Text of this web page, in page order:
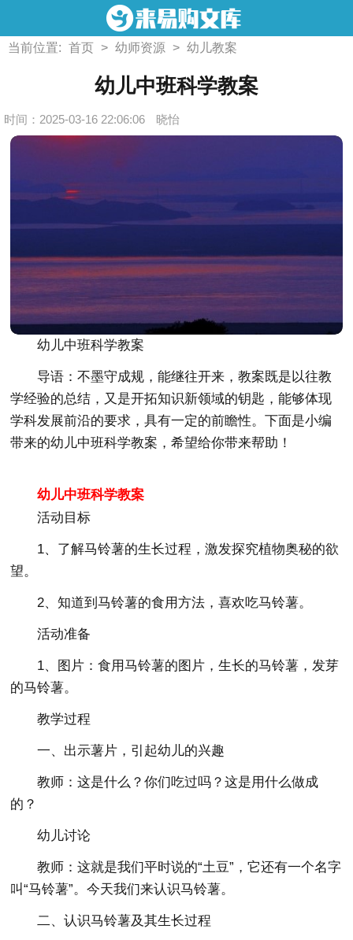
当前位置: 首页 > 幼师资源 > 幼儿教案
幼儿中班科学教案
时间：2025-03-16 22:06:06 晓怡
幼儿中班科学教案
导语：不墨守成规，能继往开来，教案既是以往教
学经验的总结，又是开拓知识新领域的钥匙，能够体现
学科发展前沿的要求，具有一定的前瞻性。下面是小编
带来的幼儿中班科学教案，希望给你带来帮助！
幼儿中班科学教案
活动目标
1、了解马铃薯的生长过程，激发探究植物奥秘的欲
望。
2、知道到马铃薯的食用方法，喜欢吃马铃薯。
活动准备
1、图片：食用马铃薯的图片，生长的马铃薯，发芽
的马铃薯。
教学过程
一、出示薯片，引起幼儿的兴趣
教师：这是什么？你们吃过吗？这是用什么做成
的？
幼儿讨论
教师：这就是我们平时说的“土豆”，它还有一个名字
叫“马铃薯”。今天我们来认识马铃薯。
二、认识马铃薯及其生长过程